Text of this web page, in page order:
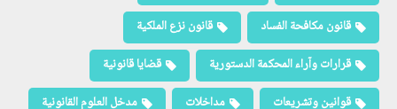
قانون مكافحة الفساد
قانون نزع الملكية
قرارات وآراء المحكمة الدستورية
قضايا قانونية
قوانين وتشريعات
مداخلات
مدخل العلوم القانونية